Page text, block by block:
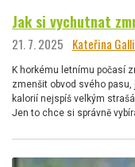
Jak si vychutnat
21. 7. 2025 Kateřina
K horkému letnímu počasí
zmenšit obvod svého
kalorií nejspíš velkým
Jen to chce si správně